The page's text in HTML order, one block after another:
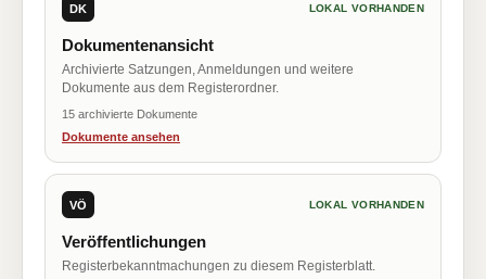
DK LOKAL VORHANDEN
Dokumentenansicht
Archivierte Satzungen, Anmeldungen und weitere
Dokumente aus dem Registerordner.
15 archivierte Dokumente
Dokumente ansehen
VÖ LOKAL VORHANDEN
Veröffentlichungen
Registerbekanntmachungen zu diesem Registerblatt.